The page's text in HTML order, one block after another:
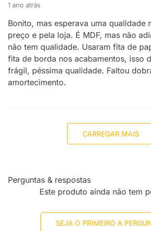
1 ano atrás
Bonito, mas esperava uma qualidade
preço e pela loja. É MDF, mas não
não tem qualidade. Usaram fita de
fita de borda nos acabamentos, isso
frágil, péssima qualidade. Faltou
amortecimento.
CARREGAR MAIS
Perguntas & respostas
Este produto ainda não tem
SEJA O PRIMEIRO A